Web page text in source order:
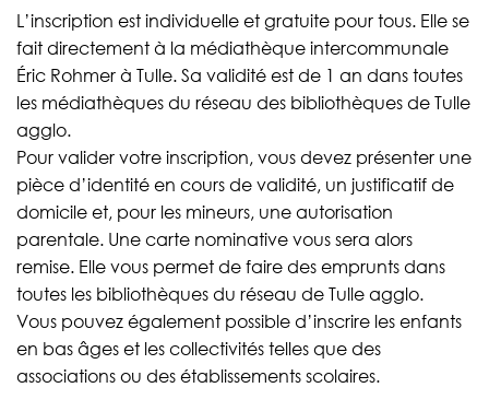
L’inscription est individuelle et gratuite pour tous. Elle se
fait directement à la médiathèque intercommunale
Éric Rohmer à Tulle. Sa validité est de 1 an dans toutes
les médiathèques du réseau des bibliothèques de Tulle
agglo.
Pour valider votre inscription, vous devez présenter une
pièce d’identité en cours de validité, un justificatif de
domicile et, pour les mineurs, une autorisation
parentale. Une carte nominative vous sera alors
remise. Elle vous permet de faire des emprunts dans
toutes les bibliothèques du réseau de Tulle agglo.
Vous pouvez également possible d’inscrire les enfants
en bas âges et les collectivités telles que des
associations ou des établissements scolaires.